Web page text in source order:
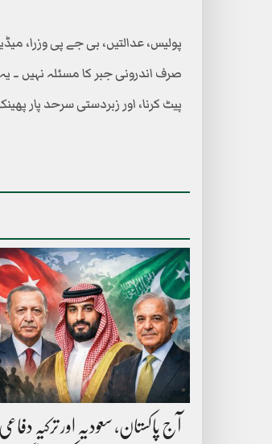
صرف اندرونی جبر کا مسئلہ نہیں ۔
پیٹ کرنا، اور زبردستی سرحد پار
آج پاکستان، سعودیہ اور ترکیہ دفاعی